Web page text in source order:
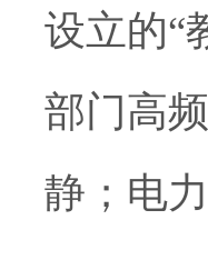
设立的“
部门高
静；电